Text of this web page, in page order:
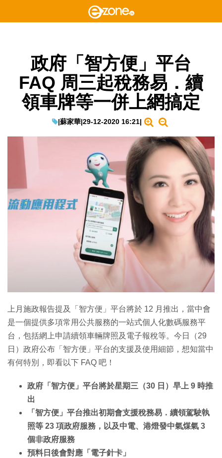
政府「智方便」平台
FAQ 周三起稅務易．續
領車牌等一併上網搞定
|蘇家華|29-12-2020 16:21|
上月施政報告提及「智方便」平台將於 12 月推出，當中會
是一個提供多項常用公共服務的一站式個人化數碼服務平
台，包括網上申請續領車輛牌照及電子報稅等。今日（29
日）政府公布「智方便」平台的支援及使用細節，想知當中
有何特別，即看以下 FAQ 吧！
政府「智方便」平台將於星期三（30 日）早上 9 時推
出
「智方便」平台推出初期會支援稅務易．續領駕駛執
照等 23 項政府服務，以及中電、港燈發中氣煤氣 3
個非政府服務
預料日後會對應「電子針卡」